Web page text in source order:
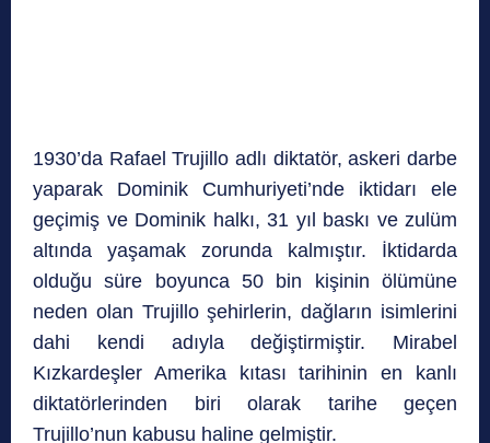
1930’da Rafael Trujillo adlı diktatör, askeri darbe
yaparak Dominik Cumhuriyeti’nde iktidarı ele
geçimiş ve Dominik halkı, 31 yıl baskı ve zulüm
altında yaşamak zorunda kalmıştır. İktidarda
olduğu süre boyunca 50 bin kişinin ölümüne
neden olan Trujillo şehirlerin, dağların isimlerini
dahi kendi adıyla değiştirmiştir. Mirabel
Kızkardeşler Amerika kıtası tarihinin en kanlı
diktatörlerinden biri olarak tarihe geçen
Trujillo’nun kabusu haline gelmiştir.